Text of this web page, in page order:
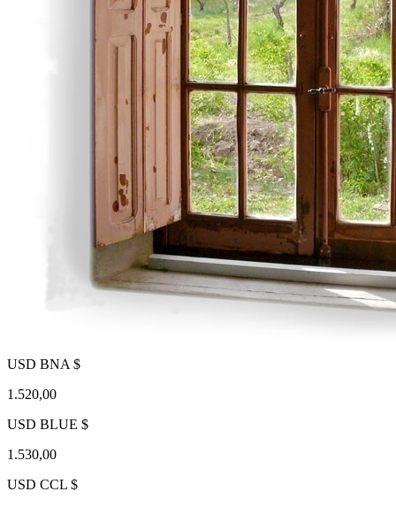
USD BNA $
1.520,00
USD BLUE $
1.530,00
USD CCL $